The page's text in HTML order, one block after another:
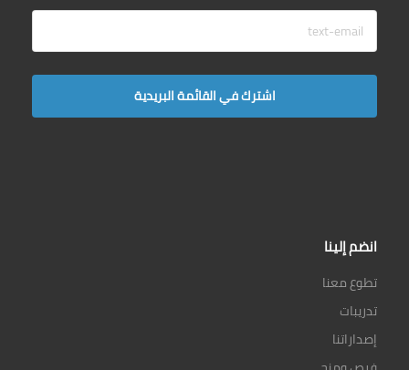
انضم إلينا
تطوع معنا
تدريبات
إصداراتنا